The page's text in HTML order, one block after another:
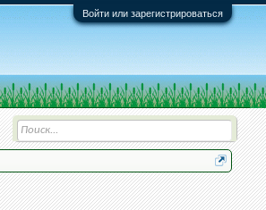
Войти или зарегистрироваться